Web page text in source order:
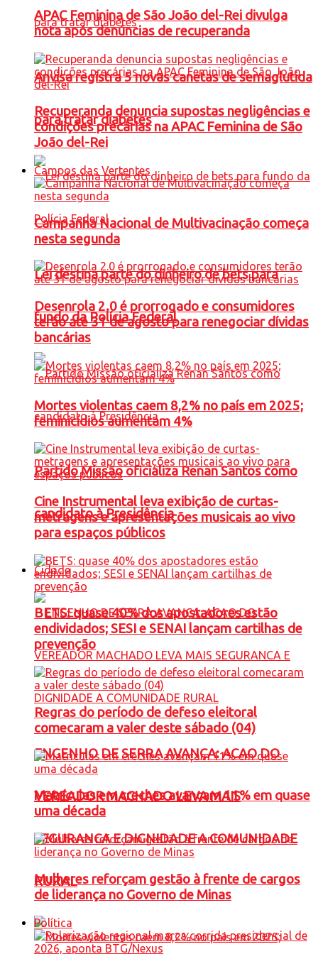
Anvisa registra 5 novas canetas de semaglutida
para tratar diabetes
Lei destina parte do dinheiro de bets para
fundo da Polícia Federal
Partido Missão oficializa Renan Santos como
candidato à Presidência
Cidade
ENGENHO DE SERRA AVANÇA: ACAO DO
VEREADOR MACHADO LEVA MAIS
SEGURANCA E DIGNIDADE A COMUNIDADE
RURAL
APAC Feminina de São João del-Rei divulga
nota após denúncias de recuperanda
Recuperanda denuncia supostas negligências e
condições precárias na APAC Feminina de São
João del-Rei
Campos das Vertentes
Campanha Nacional de Multivacinação começa
nesta segunda
Desenrola 2.0 é prorrogado e consumidores
terão até 31 de agosto para renegociar dívidas
bancárias
Mortes violentas caem 8,2% no país em 2025;
feminicídios aumentam 4%
Cine Instrumental leva exibição de curtas-
metragens e apresentações musicais ao vivo
para espaços públicos
BETS: quase 40% dos apostadores estão
endividados; SESI e SENAI lançam cartilhas de
prevenção
Regras do período de defeso eleitoral
comecaram a valer deste sábado (04)
Matrículas em creches avançam 11% em quase
uma década
Mulheres reforçam gestão à frente de cargos
de liderança no Governo de Minas
Política